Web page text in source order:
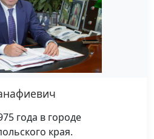
года в городе
края.